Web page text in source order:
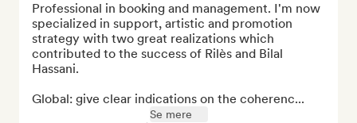
Professional in booking and management. I'm now
specialized in support, artistic and promotion
strategy with two great realizations which
contributed to the success of Rilès and Bilal
Hassani.
Global: give clear indications on the coherenc...
Se mere